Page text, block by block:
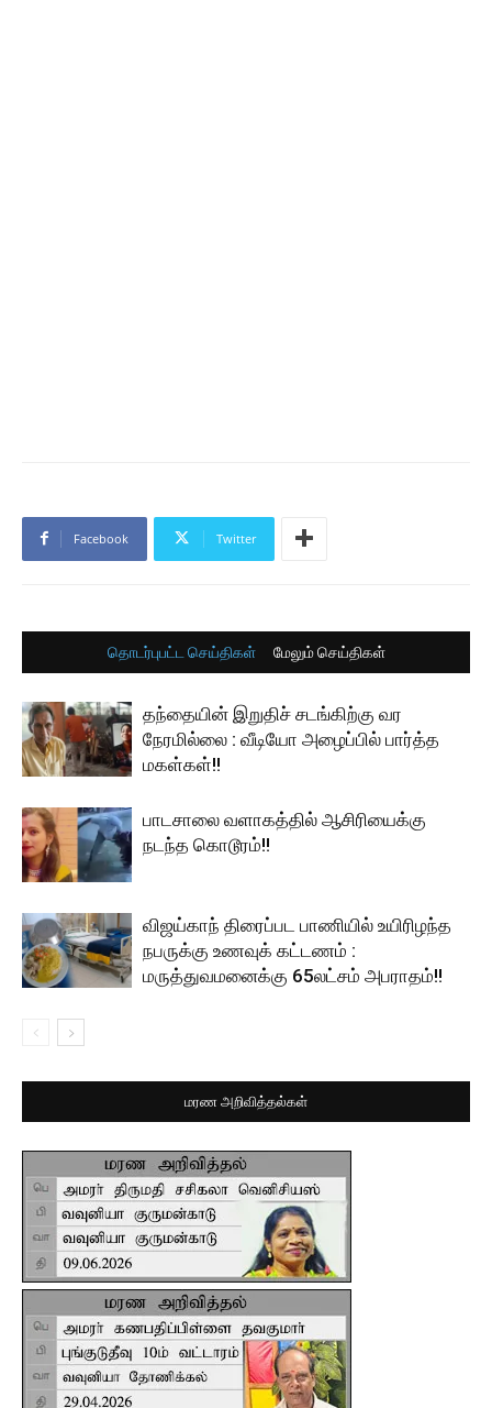
Facebook Twitter
தொடர்புபட்ட செய்திகள் மேலும் செய்திகள்
தந்தையின் இறுதிச் சடங்கிற்கு வர
நேரமில்லை : வீடியோ அழைப்பில் பார்த்த
மகள்கள்!!
பாடசாலை வளாகத்தில் ஆசிரியைக்கு
நடந்த கொடூரம்!!
விஜய்காந் திரைப்பட பாணியில் உயிரிழந்த
நபருக்கு உணவுக் கட்டணம் :
மருத்துவமனைக்கு 65லட்சம் அபராதம்!!
மரண அறிவித்தல்கள்